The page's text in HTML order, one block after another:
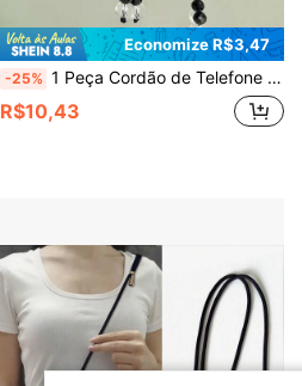
Economize R$3,47
-25% 1 Peça Cordão de Telefone Estilo Chinês Antigo com Leque de Bambu em Tinta, Borla de Contas Pretas Estilo Vintage Anti-Perda, Pingente de Telefone Estilo Nacional (Devido ao Ângulo de Filmagem e Ampliação, o Tamanho Real do Objeto Pode Diferir Ligeiramente da Foto), Decoração de Telefone, Acessório de Telefone, Alça de Pulso para Smartphone
R$10,43